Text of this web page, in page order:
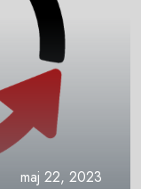
maj 22, 2023